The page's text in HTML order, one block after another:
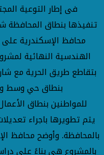
فى إطار التوعية
تنفيذها بنطاق
محافظ الإسكندرية
الهندسية النهائية
بتقاطع طريق الحرية مع
بنطاق حي وسط
للمواطنين بنطاق
يتم تطويرها باجراء
بالمحافظة. وأوضح محافظ
بالمشروع هى بناءً على